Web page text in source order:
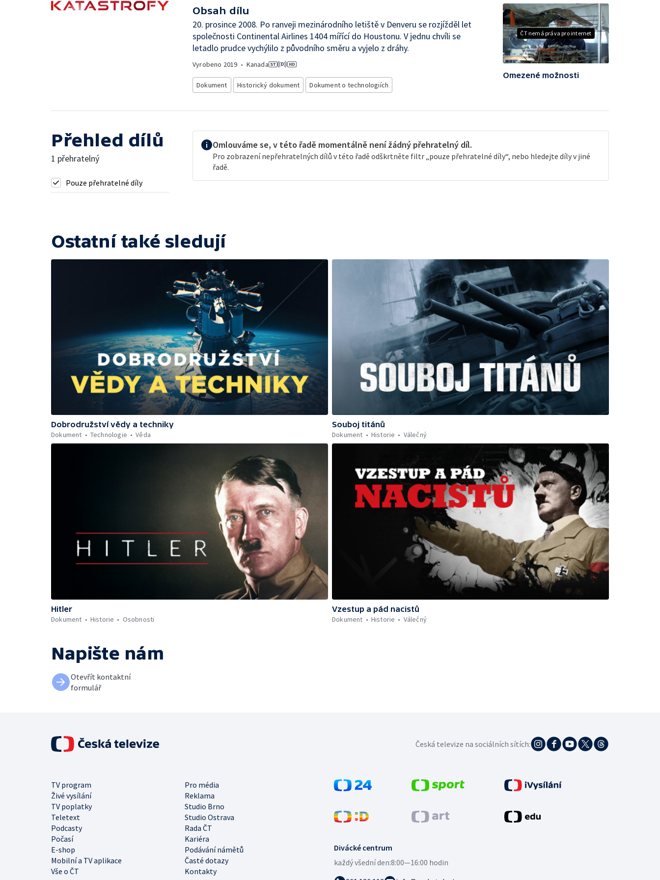
Obsah dílu
20. prosince 2008. Po ranveji mezinárodního letiště v Denveru se rozjížděl let
společnosti Continental Airlines 1404 mířící do Houstonu. V jednu chvíli se
letadlo prudce vychýlilo z původního směru a vyjelo z dráhy.
Vyrobeno 2019 • Kanada
Dokument Historický dokument Dokument o technologiích
ČT nemá práva pro internet
Omezené možnosti
Přehled dílů
1 přehratelný
Pouze přehratelné díly
Omlouváme se, v této řadě momentálně není žádný přehratelný díl.
Pro zobrazení nepřehratelných dílů v této řadě odškrtněte filtr „pouze přehratelné díly“, nebo hledejte díly v jiné
řadě.
Ostatní také sledují
Dobrodružství vědy a techniky
Dokument
Technologie Věda
Souboj titánů
Dokument
Historie Válečný
Hitler
Dokument
Historie Osobnosti
Vzestup a pád nacistů
Dokument
Historie Válečný
Napište nám
Otevřít kontaktní
formulář
Divácké centrum
každý všední den:8:00—16:00 hodin
TV program
Pro média
Živé vysílání
Reklama
TV poplatky
Studio Brno
Teletext
Studio Ostrava
Podcasty
Rada ČT
Počasí
Kariéra
E-shop
Podávání námětů
Mobilní a TV aplikace
Časté dotazy
Vše o ČT
Kontakty
Česká televize na sociálních sítích: